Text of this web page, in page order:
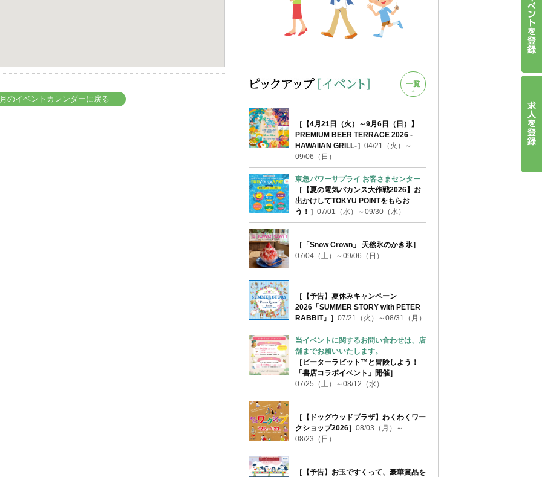
のイベントカレンダーに戻る
一覧
［【4月21日（火）～9月6日（日）】
PREMIUM BEER TERRACE 2026 -
HAWAIIAN GRILL-］ 04/21（火）～
09/06（日）
東急パワーサプライ お客さまセンター
［【夏の電気バカンス大作戦2026】お
出かけしてTOKYU POINTをもらお
う！］ 07/01（水）～09/30（水）
［「Snow Crown」 天然氷のかき氷］
07/04（土）～09/06（日）
［【予告】夏休みキャンペーン
2026「SUMMER STORY with PETER
RABBIT」］ 07/21（火）～08/31（月）
当イベントに関するお問い合わせは、店
舗までお願いいたします。
［ピーターラビット™と冒険しよう！
「書店コラボイベント」開催］
07/25（土）～08/12（水）
［【ドッグウッドプラザ】わくわくワー
クショップ2026］ 08/03（月）～
08/23（日）
［【予告】お玉ですくって、豪華賞品を